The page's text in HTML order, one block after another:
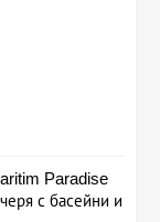
Paradise
с басейни и